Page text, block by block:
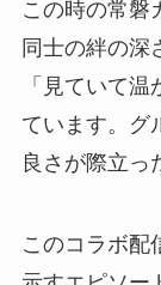
この時の常磐
同士の絆の深
「見ていて
ています。グ
良さが際立っ
このコラボ配